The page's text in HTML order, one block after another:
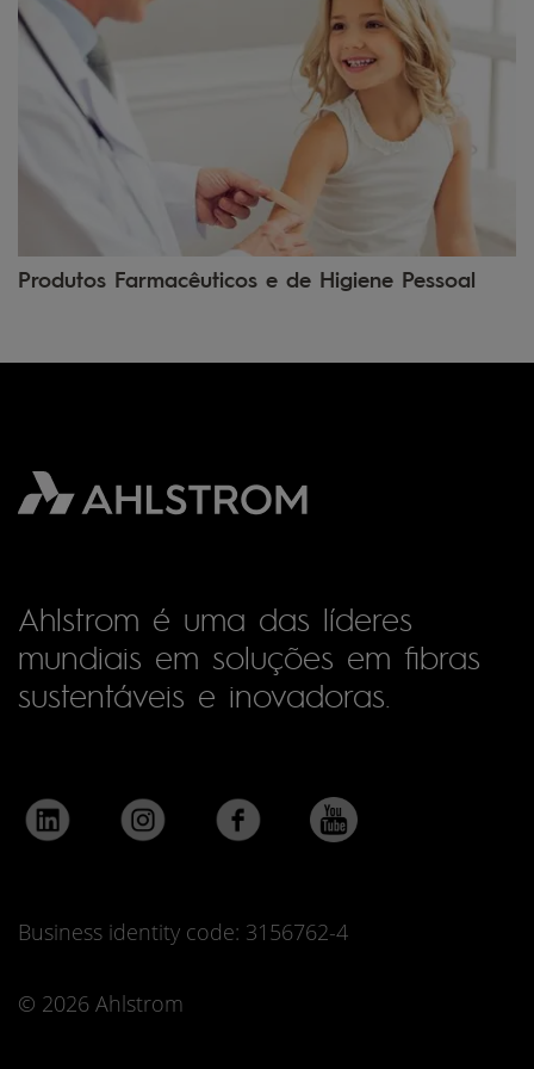
Produtos Farmacêuticos e de Higiene Pessoal
Ahlstrom é uma das líderes
mundiais em soluções em fibras
sustentáveis e inovadoras.
Business identity code: 3156762-4
© 2026 Ahlstrom